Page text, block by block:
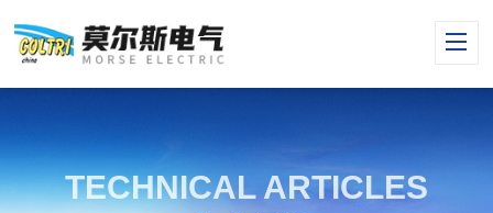
TECHNICAL ARTICLES